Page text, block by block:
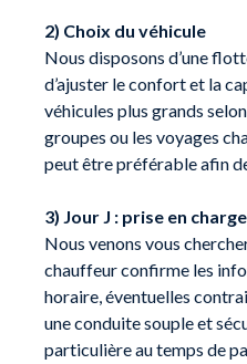
2) Choix du véhicule
Nous disposons d’une
d’ajuster le confort et la
véhicules plus grands
groupes ou les voyages
peut être préférable afin
3) Jour J : prise en
Nous venons vous
chauffeur confirme les
horaire, éventuelles
une conduite souple et
particulière au temps de